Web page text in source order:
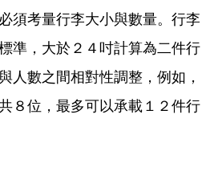
須考量行李大小與數量。行李
準，大於２４吋計算為二件行
人數之間相對性調整，例如，
８位，最多可以承載１２件行